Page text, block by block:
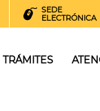
SEDE
ELECTRÓNICA
TRÁMITES